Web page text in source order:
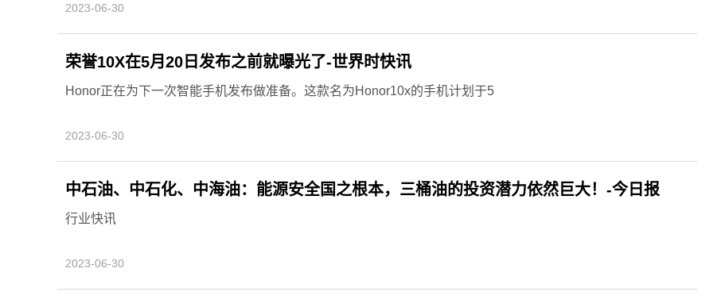
2023-06-30
荣誉10X在5月20日发布之前就曝光了-世界时快讯
Honor正在为下一次智能手机发布做准备。这款名为Honor10x的手机计划于5
2023-06-30
中石油、中石化、中海油：能源安全国之根本，三桶油的投资潜力依然巨大！-今日报
行业快讯
2023-06-30